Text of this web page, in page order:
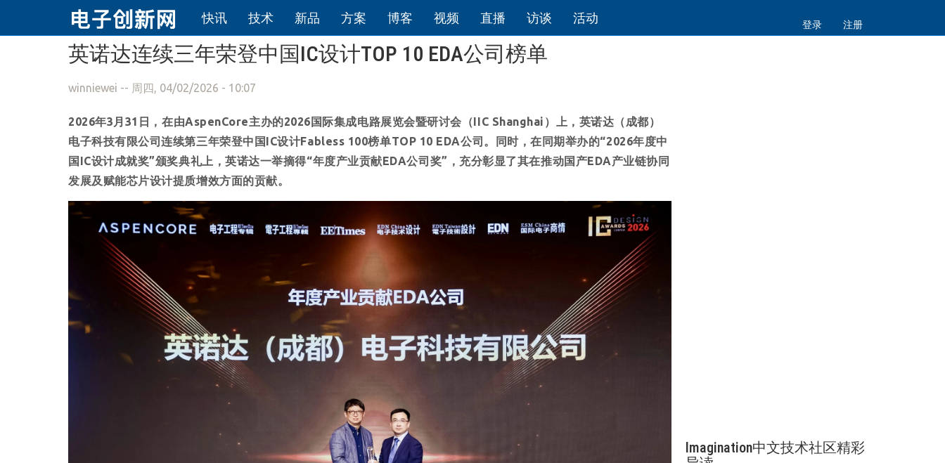
跳转到主要内容
快讯 技术 新品 方案 博客 视频 直播 访谈 活动 登录 注册
英诺达连续三年荣登中国IC设计TOP 10 EDA公司榜单
winniewei -- 周四, 04/02/2026 - 10:07
2026年3 月 31 日，在由AspenCore主办的2026 国际集成电路展览会暨研讨会（IIC Shanghai ）上，英诺达（成都）
电子科技有限公司连续第三年荣登中国IC设计Fabless 100榜单TOP 10 EDA公司。同时，在同期举办的“2026年度中
国 IC设计成就奖”颁奖典礼上，英诺达一举摘得“年度产业贡献EDA公司奖”，充分彰显了其在推动国产EDA产业链协同
发展及赋能芯片设计提质增效方面的贡献。
Imagination中文技术社区精彩